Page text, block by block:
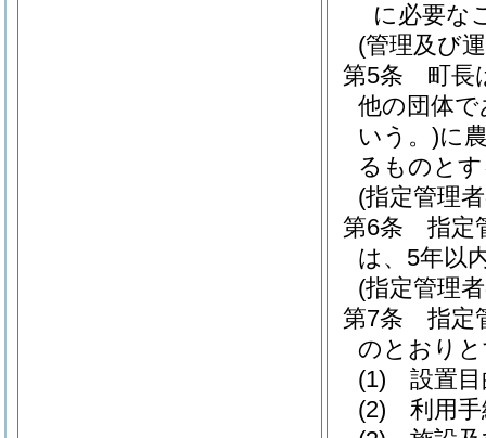
に必要な
(管理及び
第5条
町長
他の団体
いう。)に
るものと
(指定管理
第6条
指定
は、5年以
(指定管理
第7条
指定
のとおり
(1)
設置
(2)
利用